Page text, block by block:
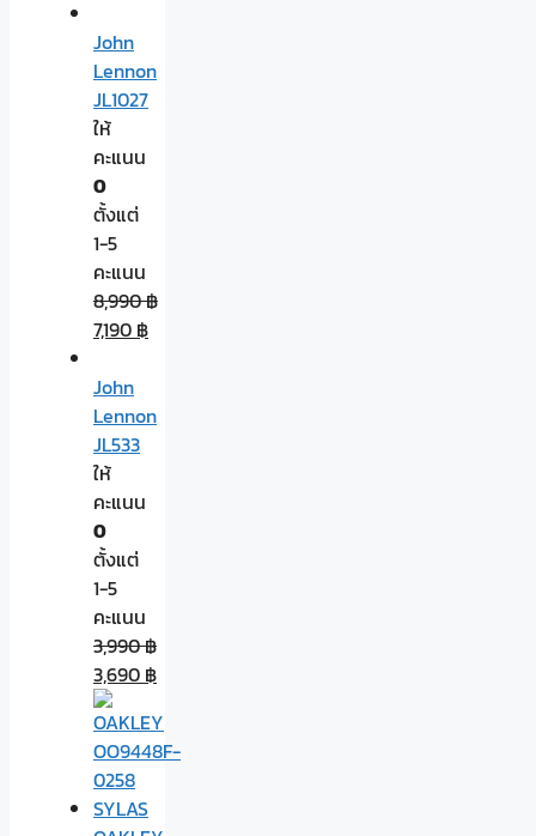
John
Lennon
JL1027
ให้
คะแนน
0
ตั้งแต่
1-5
คะแนน
8,990฿
7,190 ฿
John
Lennon
JL533
ให้
คะแนน
0
ตั้งแต่
1-5
คะแนน
3,990฿
3,690 ฿